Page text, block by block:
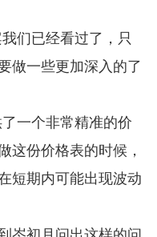
们已经看过了，只
做一些更加深入的了
一个非常精准的价
这份价格表的时候，
短期内可能出现波动